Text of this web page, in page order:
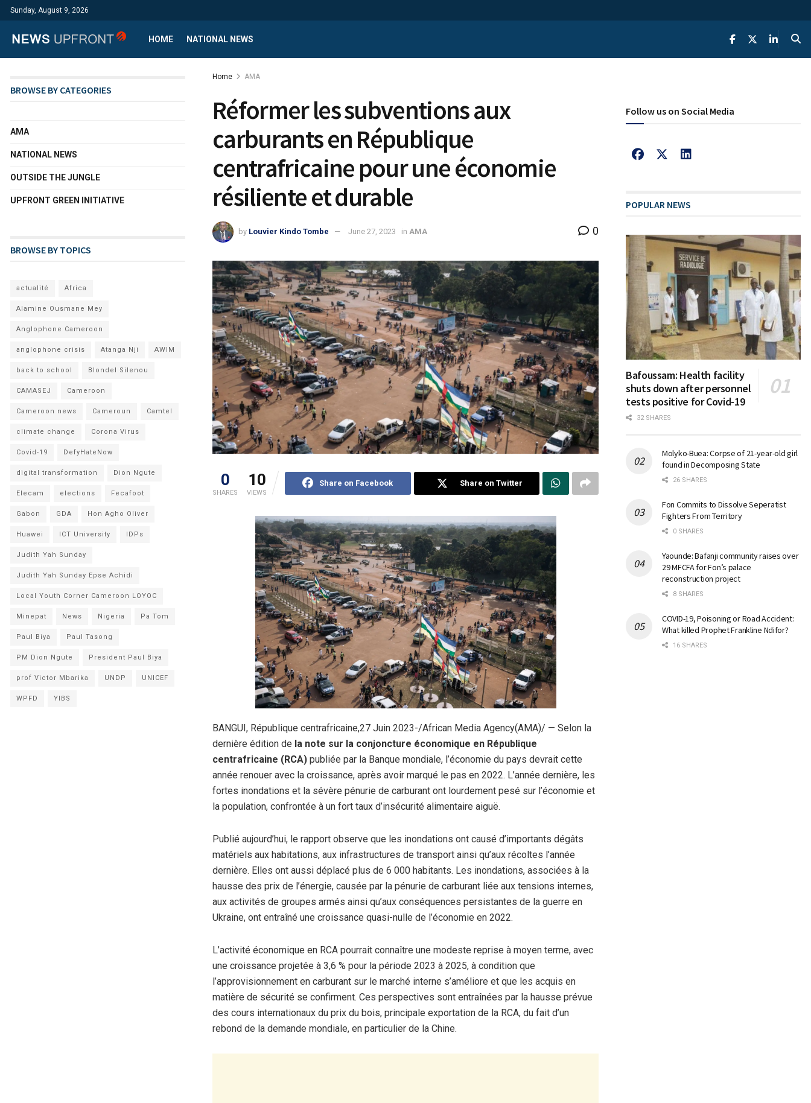
Sunday, August 9, 2026
HOME NATIONAL NEWS
Home AMA
Réformer les subventions aux
carburants en République
centrafricaine pour une économie
résiliente et durable
by Louvier Kindo Tombe June 27, 2023 in AMA 0
0
SHARES
10
VIEWS
Share on Facebook Share on Twitter
BANGUI, République centrafricaine,27 Juin 2023-/African Media Agency(AMA)/ — Selon la
dernière édition de la note sur la conjoncture économique en République
centrafricaine (RCA) publiée par la Banque mondiale, l’économie du pays devrait cette
année renouer avec la croissance, après avoir marqué le pas en 2022. L’année dernière, les
fortes inondations et la sévère pénurie de carburant ont lourdement pesé sur l’économie et
la population, confrontée à un fort taux d’insécurité alimentaire aiguë.
Publié aujourd’hui, le rapport observe que les inondations ont causé d’importants dégâts
matériels aux habitations, aux infrastructures de transport ainsi qu’aux récoltes l’année
dernière. Elles ont aussi déplacé plus de 6 000 habitants. Les inondations, associées à la
hausse des prix de l’énergie, causée par la pénurie de carburant liée aux tensions internes,
aux activités de groupes armés ainsi qu’aux conséquences persistantes de la guerre en
Ukraine, ont entraîné une croissance quasi-nulle de l’économie en 2022.
L’activité économique en RCA pourrait connaître une modeste reprise à moyen terme, avec
une croissance projetée à 3,6 % pour la période 2023 à 2025, à condition que
l’approvisionnement en carburant sur le marché interne s’améliore et que les acquis en
matière de sécurité se confirment. Ces perspectives sont entraînées par la hausse prévue
des cours internationaux du prix du bois, principale exportation de la RCA, du fait d’un
rebond de la demande mondiale, en particulier de la Chine.
BROWSE BY CATEGORIES
AMA
NATIONAL NEWS
OUTSIDE THE JUNGLE
UPFRONT GREEN INITIATIVE
BROWSE BY TOPICS
actualité Africa
Alamine Ousmane Mey
Anglophone Cameroon
anglophone crisis Atanga Nji AWIM
back to school Blondel Silenou
CAMASEJ Cameroon
Cameroon news Cameroun Camtel
climate change Corona Virus
Covid-19 DefyHateNow
digital transformation Dion Ngute
Elecam elections Fecafoot
Gabon GDA Hon Agho Oliver
Huawei ICT University IDPs
Judith Yah Sunday
Judith Yah Sunday Epse Achidi
Local Youth Corner Cameroon LOYOC
Minepat News Nigeria Pa Tom
Paul Biya Paul Tasong
PM Dion Ngute President Paul Biya
prof Victor Mbarika UNDP UNICEF
WPFD YIBS
Follow us on Social Media
POPULAR NEWS
Bafoussam: Health facility
shuts down after personnel
tests positive for Covid-19
32 SHARES
Molyko-Buea: Corpse of 21-year-old girl
found in Decomposing State
26 SHARES
Fon Commits to Dissolve Seperatist
Fighters From Territory
0 SHARES
Yaounde: Bafanji community raises over
29 MFCFA for Fon’s palace
reconstruction project
8 SHARES
COVID-19, Poisoning or Road Accident:
What killed Prophet Frankline Ndifor?
16 SHARES